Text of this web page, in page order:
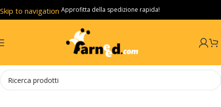
Skip to navigation
Skip to main content
Approfitta della spedizione rapida!